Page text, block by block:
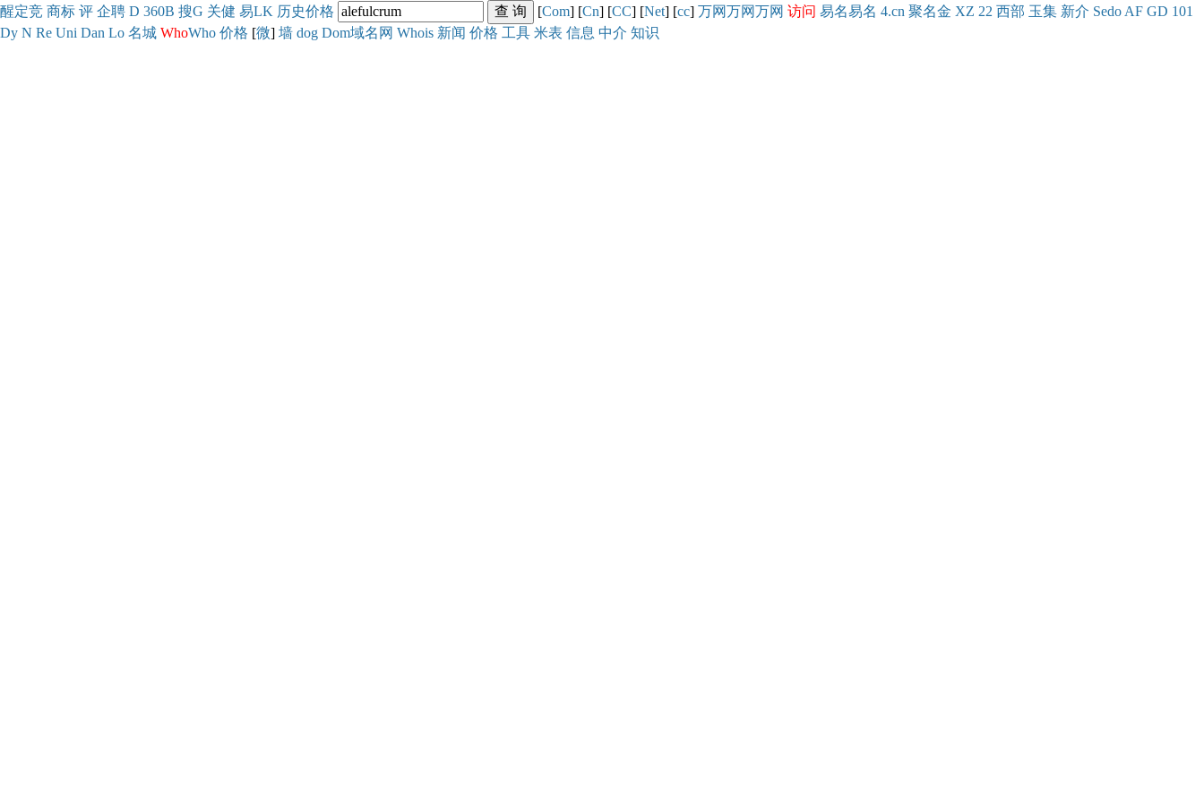
醒定竞 商标 评 企聘 D 360B 搜G 关健 易LK 历史价格 [Com] [Cn] [CC] [Net] [cc] 万网万网万网 访问 易名易名 4.cn 聚名金 XZ 22 西部 玉集 新介 Sedo AF GD 101
Dy N Re Uni Dan Lo 名城 WhoWho 价格 [微] 墙 dog Dom域名网 Whois 新闻 价格 工具 米表 信息 中介 知识